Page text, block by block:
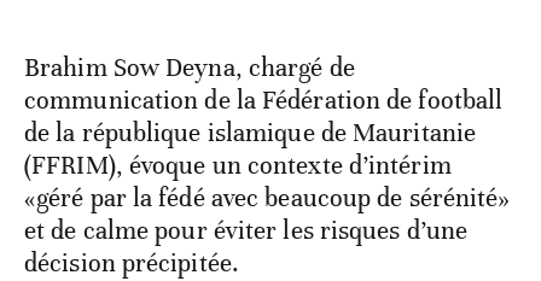
Brahim Sow Deyna, chargé de
communication de la Fédération de football
de la république islamique de Mauritanie
(FFRIM), évoque un contexte d’intérim
«géré par la fédé avec beaucoup de sérénité»
et de calme pour éviter les risques d’une
décision précipitée.